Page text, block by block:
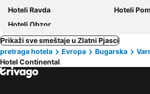
Hoteli Ravda
Hoteli
Hoteli Obzor
Prikaži sve smeštaje u Zlatni Pjasci
pretraga hotela
Evropa Bugarska
Hotel Continental